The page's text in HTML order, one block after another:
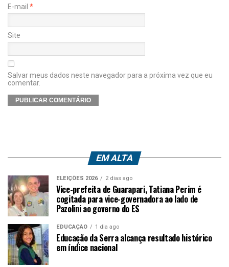
E-mail *
Site
Salvar meus dados neste navegador para a próxima vez que eu
comentar.
EM ALTA
ELEIÇÕES 2026 2 dias ago
Vice-prefeita de Guarapari, Tatiana Perim é
cogitada para vice-governadora ao lado de
Pazolini ao governo do ES
EDUCAÇÃO 1 dia ago
Educação da Serra alcança resultado histórico
em índice nacional